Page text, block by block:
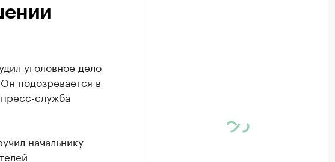
уголовное дело
подозревается в
служба
начальнику